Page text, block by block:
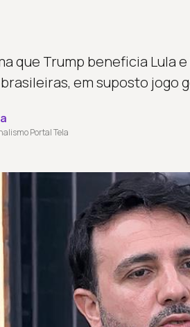
que Trump beneficia Lula
em suposto jogo
Portal Tela